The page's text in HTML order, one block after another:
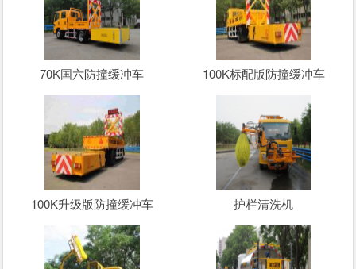
70K国六防撞缓冲车 100K标配版防撞缓冲车
100K升级版防撞缓冲车 护栏清洗机